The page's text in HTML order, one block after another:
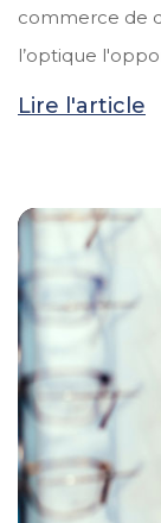
commerce de
l’optique
Lire l'article